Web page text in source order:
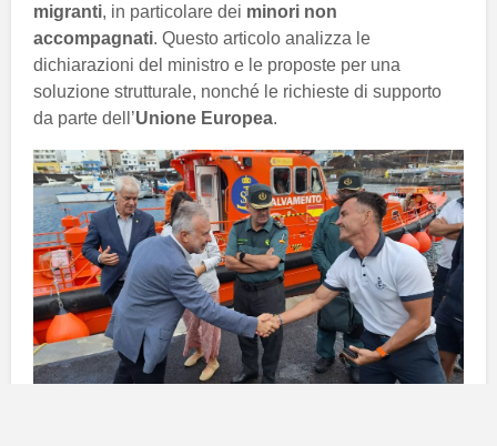
migranti, in particolare dei minori non
accompagnati. Questo articolo analizza le
dichiarazioni del ministro e le proposte per una
soluzione strutturale, nonché le richieste di supporto
da parte dell’Unione Europea.